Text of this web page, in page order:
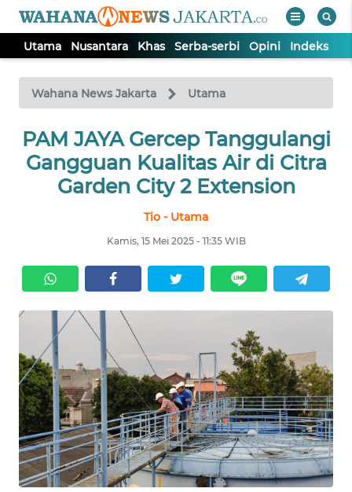
Utama Nusantara Khas Serba-serbi Opini Indeks
Wahana News Jakarta Utama
PAM JAYA Gercep Tanggulangi
Gangguan Kualitas Air di Citra
Garden City 2 Extension
Tio - Utama
Kamis, 15 Mei 2025 - 11:35 WIB
TV
Tutup
UTAMA
NUSANTARA
SERBA-
SERBI
Informasi
INDEKS
BERITA
KONTAK
KAMI